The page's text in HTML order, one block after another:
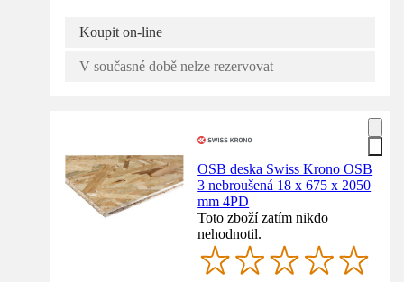
Koupit on-line
V současné době nelze rezervovat
OSB deska Swiss Krono OSB
3 nebroušená 18 x 675 x 2050
mm 4PD
Toto zboží zatím nikdo
nehodnotil.